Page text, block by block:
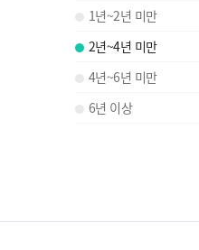
1년~2년 미만
2년~4년 미만
4년~6년 미만
6년 이상